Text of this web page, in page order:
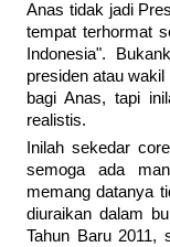
Anas tidak jadi
tempat terhormat
Indonesia".
presiden atau
bagi Anas, tapi
realistis.
Inilah sekedar
semoga ada
memang datanya
diuraikan dalam
Tahun Baru 2011,